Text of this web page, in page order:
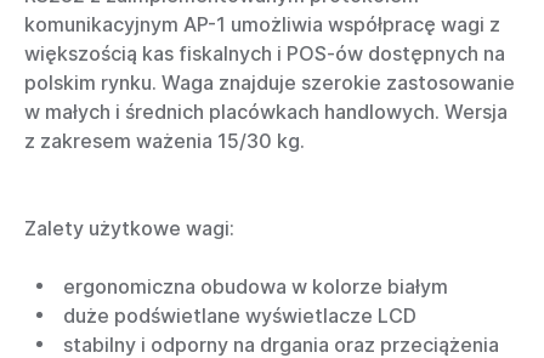
komunikacyjnym AP-1 umożliwia współpracę wagi z
większością kas fiskalnych i POS-ów dostępnych na
polskim rynku. Waga znajduje szerokie zastosowanie
w małych i średnich placówkach handlowych. Wersja
z zakresem ważenia 15/30 kg.
Zalety użytkowe wagi:
ergonomiczna obudowa w kolorze białym
duże podświetlane wyświetlacze LCD
stabilny i odporny na drgania oraz przeciążenia